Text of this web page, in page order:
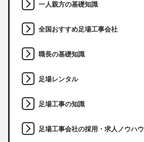
一人親方の基礎知識
全国おすすめ足場工事会社
職長の基礎知識
足場レンタル
足場工事の知識
足場工事会社の採用・求人ノウハウ